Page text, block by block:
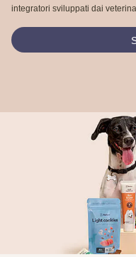
integratori sviluppati dai